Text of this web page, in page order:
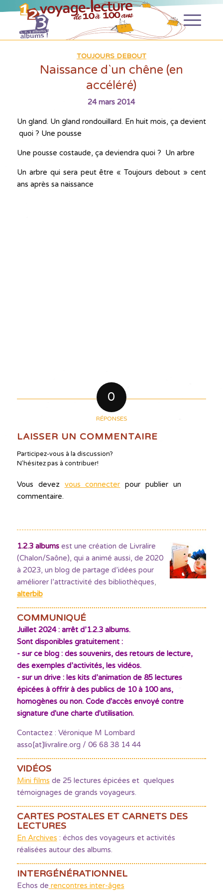
TOUJOURS DEBOUT
Naissance d`un chêne (en
accéléré)
24 mars 2014
Un gland. Un gland rondouillard. En huit mois, ça devient
quoi ? Une pousse
Une pousse costaude, ça deviendra quoi ? Un arbre
Un arbre qui sera peut être «Toujours debout » cent
ans après sa naissance
0
RÉPONSES
LAISSER UN COMMENTAIRE
Participez-vous à la discussion?
N'hésitez pas à contribuer!
Vous devez vous connecter pour publier un
commentaire.
1.2.3 albumsest une création de Livralire
(Chalon/Saône), qui a animé aussi, de 2020
à 2023, un blog de partage d’idées pour
améliorer l’attractivité des bibliothèques,
alterbib
COMMUNIQUÉ
Juillet 2024 : arrêt d’1.2.3 albums.
Sont disponibles gratuitement :
- sur ce blog : des souvenirs, des retours de lecture,
des exemples d’activités, les vidéos.
- sur un drive : les kits d’animation de 85 lectures
épicées à offrir à des publics de 10 à 100 ans,
homogènes ou non. Code d'accès envoyé contre
signature d'une charte d'utilisation.
Contactez : Véronique M Lombard
asso[at]livralire.org / 06 68 38 14 44
VIDÉOS
Mini films de 25 lectures épicées et quelques
témoignages de grands voyageurs.
CARTES POSTALES ET CARNETS DES
LECTURES
En Archives : échos des voyageurs et activités
réalisées autour des albums.
INTERGÉNÉRATIONNEL
Echos de rencontres inter-âges